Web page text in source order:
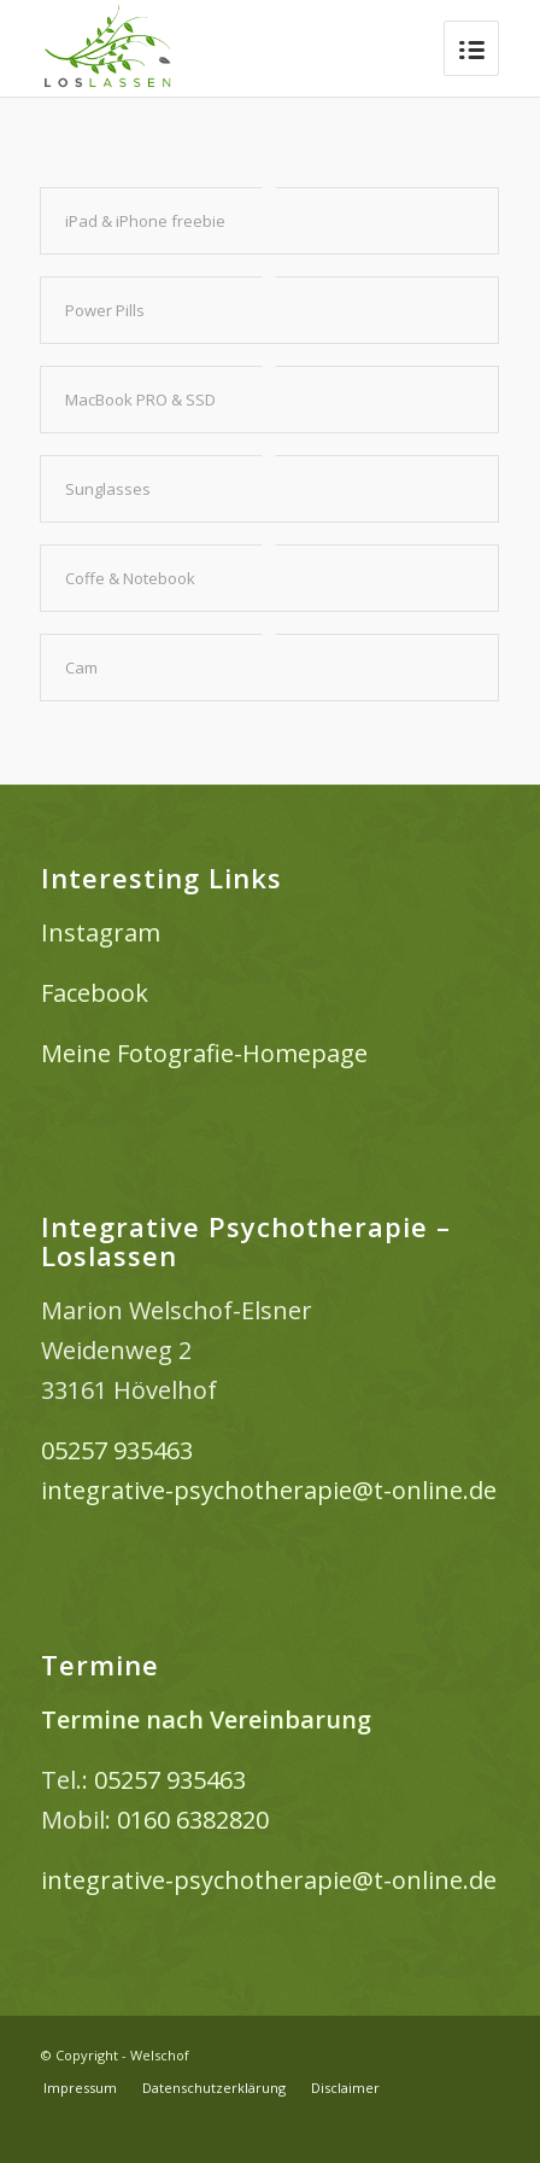
iPad & iPhone freebie
Power Pills
MacBook PRO & SSD
Sunglasses
Coffe & Notebook
Cam
Interesting Links
Instagram
Facebook
Meine Fotografie-Homepage
Integrative Psychotherapie –
Loslassen
Marion Welschof-Elsner
Weidenweg 2
33161 Hövelhof
05257 935463
integrative-psychotherapie@t-online.de
Termine
Termine nach Vereinbarung
Tel.: 05257 935463
Mobil: 0160 6382820
integrative-psychotherapie@t-online.de
© Copyright - Welschof
Impressum
Datenschutzerklärung Disclaimer